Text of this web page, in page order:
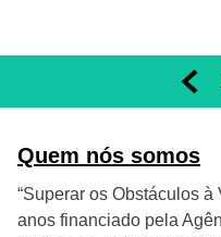
Quem nós somos
“Superar os Obstáculos à
anos financiado pela